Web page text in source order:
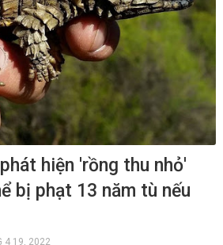
hiện 'rồng thu nhỏ'
bị phạt 13 năm tù nếu
4 19, 2022